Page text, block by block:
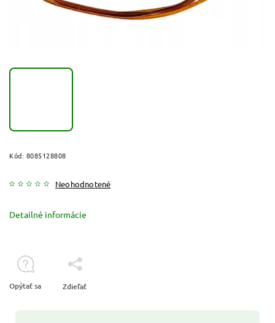
Kód: 8085128808
Neohodnotené
Detailné informácie
Opýtať sa Zdieľať